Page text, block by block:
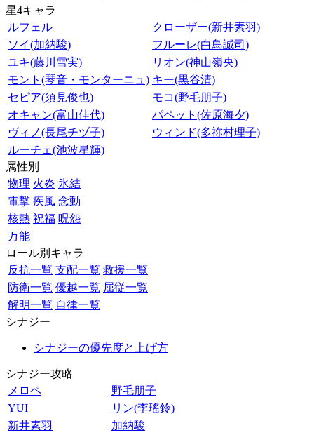
星4キャラ
ルフェル
クローザー(新井素羽)
ソイ(加納駿)
フルーレ(白鳥誠司)
ユキ(藤川雪実)
リオン(神山嶺央)
モント(琴音・モンターニュ) キー(黒谷清)
セピア(須見俊也)
モコ(野毛朋子)
オキャン(富山佳代)
パペット(佐原海夕)
ヴィノ(長尾チヅ子)
ウィンド(多祢村理子)
ルーチェ(池波星輝)
属性別
物理 火炎 氷結
電撃 疾風 念動
核熱 祝福 呪怨
万能
ロール別キャラ
反抗一覧 支配一覧 救援一覧
防衛一覧 優越一覧 屈従一覧
解明一覧 自律一覧
シナジー
シナジーの優先度と上げ方
シナジー攻略
メロペ
野毛朋子
YUI
リン(李瑤鈴)
新井素羽
加納駿